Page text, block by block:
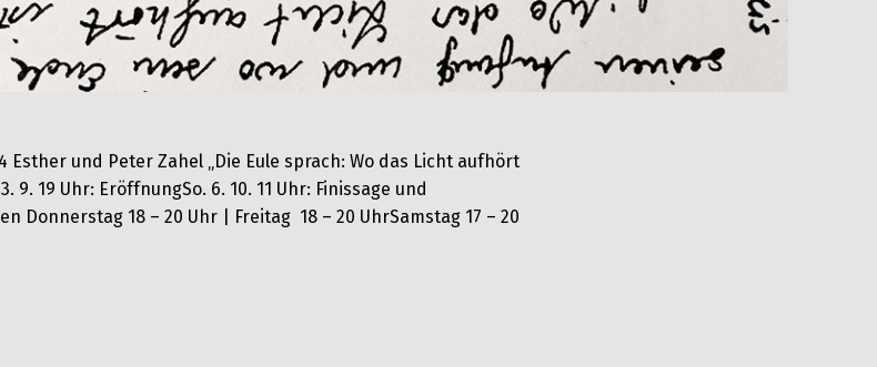
Esther und Peter Zahel „Die Eule sprach: Wo das Licht aufhört
9. 19 Uhr: EröffnungSo. 6. 10. 11 Uhr: Finissage und
Donnerstag 18 – 20 Uhr | Freitag 18 – 20 UhrSamstag 17 – 20